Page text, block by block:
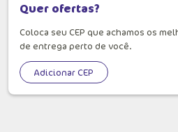
Quer ofertas?
Coloca seu CEP que achamos os
de entrega perto de você.
Adicionar CEP